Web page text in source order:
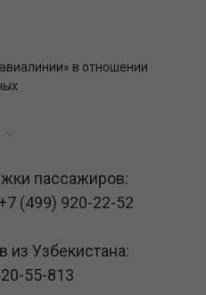
в отношении
пассажиров:
(499) 920-22-52
из Узбекистана:
55-813